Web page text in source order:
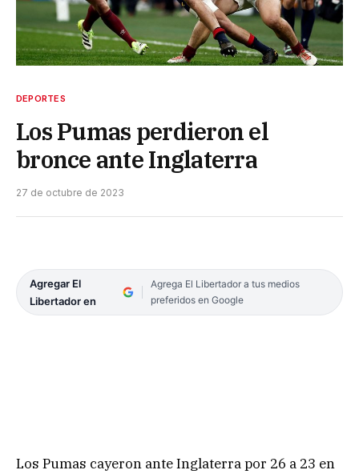
DEPORTES
Los Pumas perdieron el
bronce ante Inglaterra
27 de octubre de 2023
Agregar El
Libertador en
Agrega El Libertador a tus medios
preferidos en Google
Los Pumas cayeron ante Inglaterra por 26 a 23 en